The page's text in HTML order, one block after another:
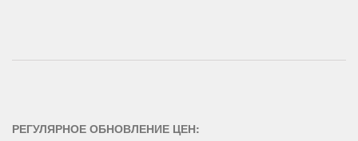
РЕГУЛЯРНОЕ ОБНОВЛЕНИЕ ЦЕН: